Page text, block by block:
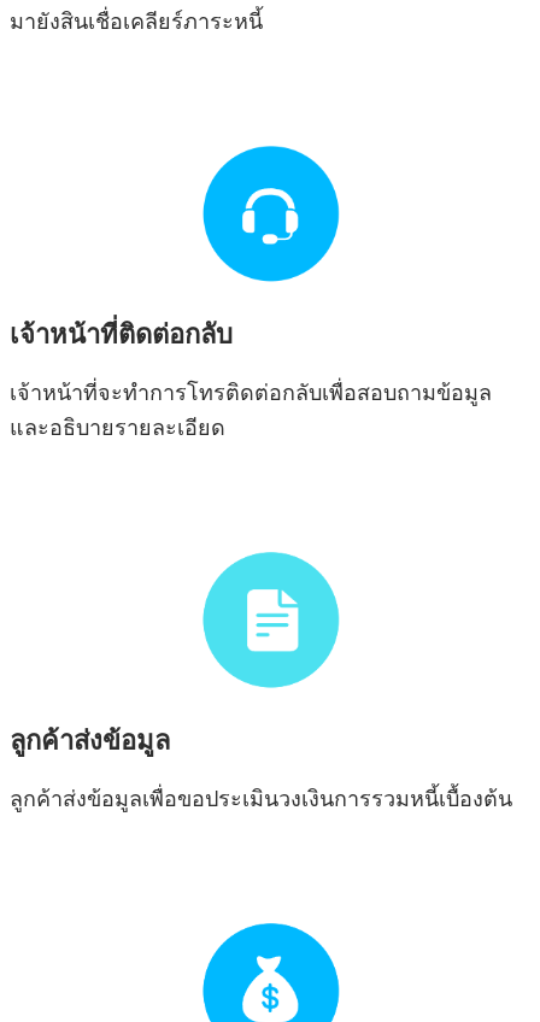
มายังสินเชื่อเคลียร์ภาระหนี้
เจ้าหน้าที่ติดต่อกลับ
เจ้าหน้าที่จะทำการโทรติดต่อกลับเพื่อสอบถามข้อมูล
และอธิบายรายละเอียด
ลูกค้าส่งข้อมูล
ลูกค้าส่งข้อมูลเพื่อขอประเมินวงเงินการรวมหนี้เบื้องต้น